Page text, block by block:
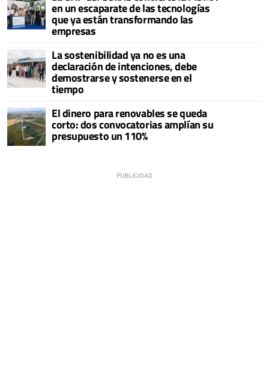
en un escaparate de las tecnologías
que ya están transformando las
empresas
La sostenibilidad ya no es una
declaración de intenciones, debe
demostrarse y sostenerse en el
tiempo
El dinero para renovables se queda
corto: dos convocatorias amplían su
presupuesto un 110%